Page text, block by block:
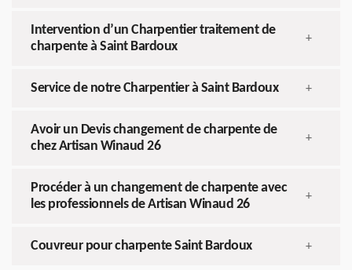
Intervention d’un Charpentier traitement de
charpente à Saint Bardoux
+
Service de notre Charpentier à Saint Bardoux +
Avoir un Devis changement de charpente de
chez Artisan Winaud 26
+
Procéder à un changement de charpente avec
les professionnels de Artisan Winaud 26
+
Couvreur pour charpente Saint Bardoux +